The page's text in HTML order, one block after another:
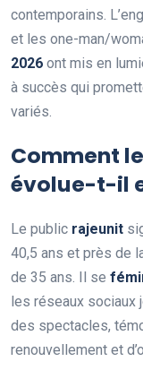
contemporains.
et les one-man/
2026 ont mis en
à succès qui
variés.
Comment
évolue-t-il
Le public rajeunit
40,5 ans et près de
de 35 ans. Il se
les réseaux sociaux
des spectacles,
renouvellement et